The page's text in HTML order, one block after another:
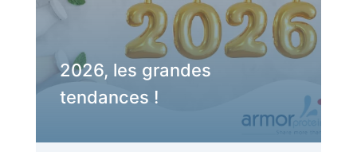
2026, les grandes
tendances !